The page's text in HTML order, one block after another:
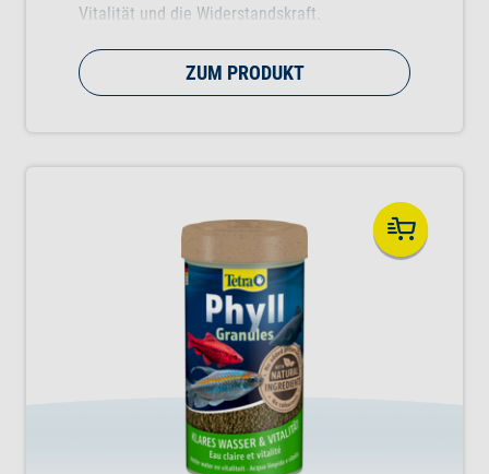
Vitalität und die Widerstandskraft.
ZUM PRODUKT